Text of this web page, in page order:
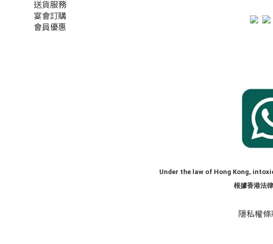
送貨服務
宴會訂購
會員優惠
Under the law of Hong Kong,
根據香港法
隱私權條